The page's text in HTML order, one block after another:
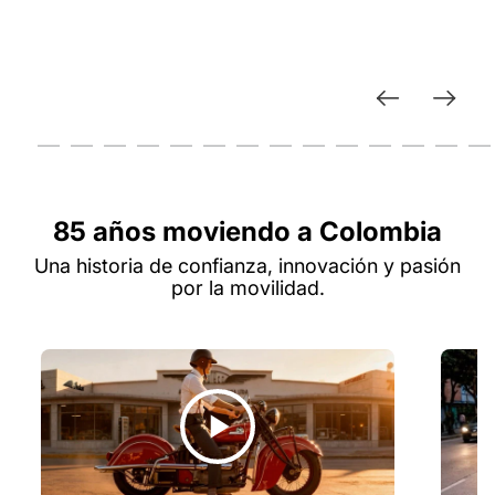
85 años moviendo a Colombia
Una historia de confianza, innovación y pasión
por la movilidad.